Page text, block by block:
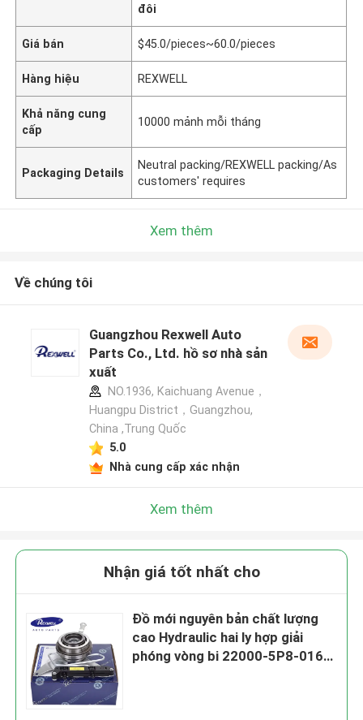
đôi
Giá bán $45.0/pieces~60.0/pieces
Hàng hiệu REXWELL
Khả năng cung
cấp
10000 mảnh mỗi tháng
Packaging Details
Neutral packing/REXWELL packing/As
customers' requires
Xem thêm
Về chúng tôi
Guangzhou Rexwell Auto
Parts Co., Ltd. hồ sơ nhà sản
xuất
NO.1936, Kaichuang Avenue，
Huangpu District，Guangzhou,
China ,Trung Quốc
5.0
Nhà cung cấp xác nhận
Xem thêm
Nhận giá tốt nhất cho
Đồ mới nguyên bản chất lượng
cao Hydraulic hai ly hợp giải
phóng vòng bi 22000-5P8-016